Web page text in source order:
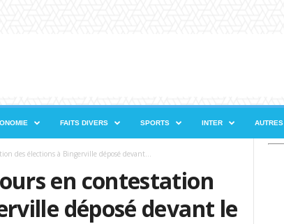
FAITS DIVERS SPORTS INTER AUTRES
des élections à Bingerville déposé devant...
en contestation
déposé devant le